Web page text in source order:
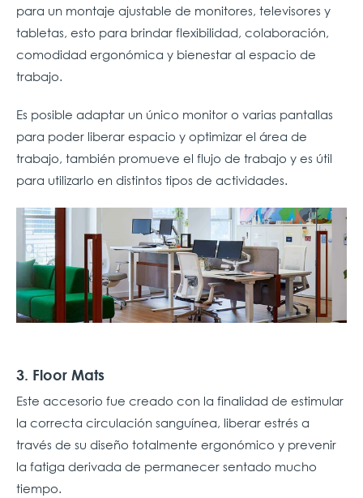
para un montaje ajustable de monitores, televisores y
tabletas, esto para brindar flexibilidad, colaboración,
comodidad ergonómica y bienestar al espacio de
trabajo.
Es posible adaptar un único monitor o varias pantallas
para poder liberar espacio y optimizar el área de
trabajo, también promueve el flujo de trabajo y es útil
para utilizarlo en distintos tipos de actividades.
3. Floor Mats
Este accesorio fue creado con la finalidad de estimular
la correcta circulación sanguínea, liberar estrés a
través de su diseño totalmente ergonómico y prevenir
la fatiga derivada de permanecer sentado mucho
tiempo.